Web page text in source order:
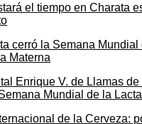
el tiempo en Charata
Enrique V. de Llamas de
Mundial de la